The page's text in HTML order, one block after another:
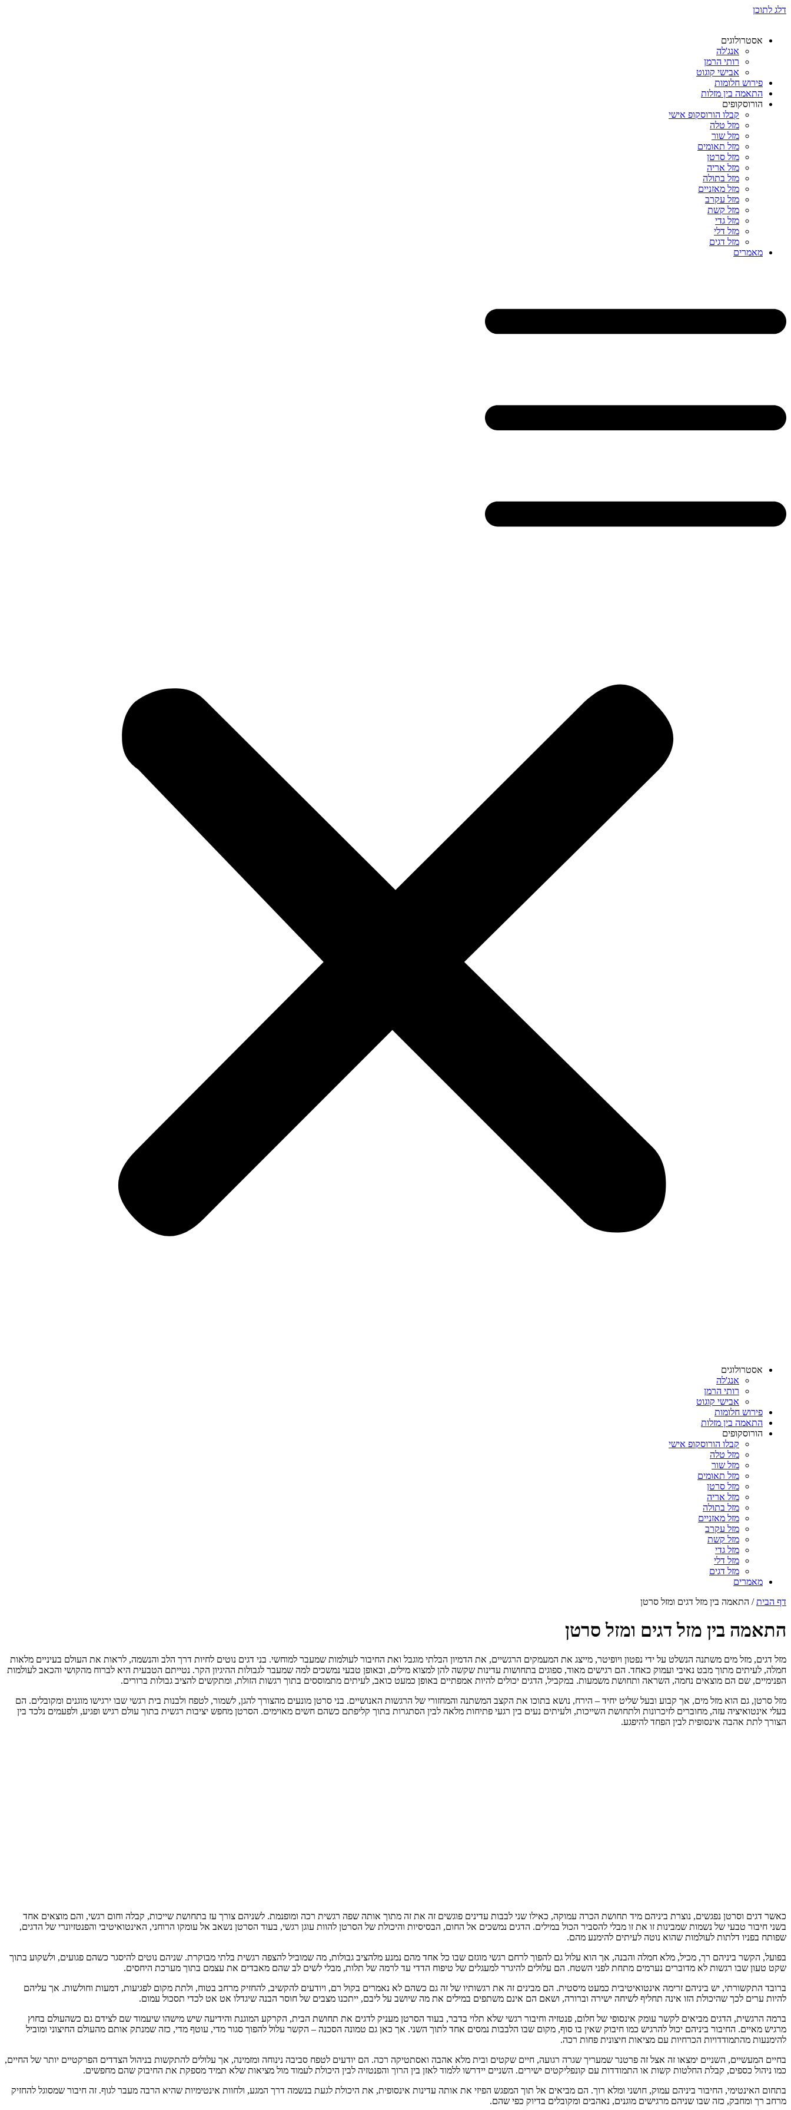
דלג לתוכן
אסטרולוגים
אנג'לה
רותי הרמן
אבישי קוגוט
פירוש חלומות
התאמה בין מזלות
הורוסקופים
קבלו הורוסקופ אישי
מזל טלה
מזל שור
מזל תאומים
מזל סרטן
מזל אריה
מזל בתולה
מזל מאזניים
מזל עקרב
מזל קשת
מזל גדי
מזל דלי
מזל דגים
מאמרים
אסטרולוגים
אנג'לה
רותי הרמן
אבישי קוגוט
פירוש חלומות
התאמה בין מזלות
הורוסקופים
קבלו הורוסקופ אישי
מזל טלה
מזל שור
מזל תאומים
מזל סרטן
מזל אריה
מזל בתולה
מזל מאזניים
מזל עקרב
מזל קשת
מזל גדי
מזל דלי
מזל דגים
מאמרים
דף הבית/ התאמה בין מזל דגים ומזל סרטן
התאמה בין מזל דגים ומזל סרטן
מזל דגים, מזל מים משתנה הנשלט על ידי נפטון ויופיטר, מייצג את המעמקים הרגשיים, את הדמיון הבלתי מוגבל ואת החיבור לעולמות שמעבר למוחשי. בני דגים נוטים לחיות דרך הלב והנשמה, לראות את העולם בעיניים מלאות
חמלה, לעיתים מתוך מבט נאיבי ועמוק כאחד. הם רגישים מאוד, ספוגים בתחושות עדינות שקשה להן למצוא מילים, ובאופן טבעי נמשכים למה שמעבר לגבולות ההיגיון הקר. נטייתם הטבעית היא לברוח מהקושי והכאב לעולמות
הפנימיים, שם הם מוצאים נחמה, השראה ותחושת משמעות. במקביל, הדגים יכולים להיות אמפתיים באופן כמעט כואב, לעיתים מתמוססים בתוך רגשות הזולת, ומתקשים להציב גבולות ברורים.
מזל סרטן, גם הוא מזל מים, אך קבוע ובעל שליט יחיד – הירח, נושא בתוכו את הקצב המשתנה והמחזורי של הרגשות האנושיים. בני סרטן מונעים מהצורך להגן, לשמור, לטפח ולבנות בית רגשי שבו ירגישו מוגנים ומקובלים. הם
בעלי אינטואיציה עזה, מחוברים לזיכרונות ולתחושת השייכות, ולעיתים נעים בין רגעי פתיחות מלאה לבין הסתגרות בתוך קליפתם כשהם חשים מאוימים. הסרטן מחפש יציבות רגשית בתוך עולם רגיש ופגיע, ולפעמים נלכד בין
הצורך לתת אהבה אינסופית לבין הפחד להיפגע.
כאשר דגים וסרטן נפגשים, נוצרת ביניהם מיד תחושת הכרה עמוקה, כאילו שני לבבות עדינים פוגשים זה את זה מתוך אותה שפה רגשית רכה ומופנמת. לשניהם צורך עז בתחושת שייכות, קבלה וחום רגשי, והם מוצאים אחד
בשני חיבור טבעי של נשמות שמבינות זו את זו מבלי להסביר הכול במילים. הדגים נמשכים אל החום, הבסיסיות והיכולת של הסרטן להוות עוגן רגשי, בעוד הסרטן נשאב אל עומקו הרוחני, האינטואיטיבי והפנטזיונרי של הדגים,
שפותח בפניו דלתות לעולמות שהוא נוטה לעיתים להימנע מהם.
בפועל, הקשר ביניהם רך, מכיל, מלא חמלה והבנה, אך הוא עלול גם להפוך לרחם רגשי מוגזם שבו כל אחד מהם נמנע מלהציב גבולות, מה שמוביל להצפה רגשית בלתי מבוקרת. שניהם נוטים להיסגר כשהם פגועים, ולשקוע בתוך
שקט טעון שבו רגשות לא מדוברים נערמים מתחת לפני השטח. הם עלולים להיגרר למעגלים של טיפוח הדדי עד לרמה של תלות, מבלי לשים לב שהם מאבדים את עצמם בתוך מערכת היחסים.
ברובד התקשורתי, יש ביניהם זרימה אינטואיטיבית כמעט מיסטית. הם מבינים זה את רגשותיו של זה גם כשהם לא נאמרים בקול רם, ויודעים להקשיב, להחזיק מרחב בטוח, ולתת מקום לפגיעות, דמעות וחולשות. אך עליהם
להיות ערים לכך שהיכולת הזו אינה תחליף לשיחה ישירה וברורה, ושאם הם אינם משתפים במילים את מה שיושב על ליבם, ייתכנו מצבים של חוסר הבנה שיגדלו אט אט לכדי תסכול עמום.
ברמה הרגשית, הדגים מביאים לקשר עומק אינסופי של חלום, פנטזיה וחיבור רגשי שלא תלוי בדבר, בעוד הסרטן מעניק לדגים את תחושת הבית, הקרקע המוגנת והידיעה שיש מישהו שיעמוד שם לצידם גם כשהעולם בחוץ
מרגיש מאיים. החיבור ביניהם יכול להרגיש כמו חיבוק שאין בו סוף, מקום שבו הלבבות נמסים אחד לתוך השני. אך כאן גם טמונה הסכנה – הקשר עלול להפוך סגור מדי, עוטף מדי, כזה שמנתק אותם מהעולם החיצוני ומוביל
להימנעות מהתמודדויות הכרחיות עם מציאות חיצונית פחות רכה.
בחיים המעשיים, השניים ימצאו זה אצל זה פרטנר שמעריך שגרה רגועה, חיים שקטים ובית מלא אהבה ואסתטיקה רכה. הם יודעים לטפח סביבה נינוחה ומזמינה, אך עלולים להתקשות בניהול הצדדים הפרקטיים יותר של החיים,
כמו ניהול כספים, קבלת החלטות קשות או התמודדות עם קונפליקטים ישירים. השניים יידרשו ללמוד לאזן בין הרוך והפנטזיה לבין היכולת לעמוד מול מציאות שלא תמיד מספקת את החיבוק שהם מחפשים.
בתחום האינטימי, החיבור ביניהם עמוק, חושני ומלא רוך. הם מביאים אל תוך המפגש הפיזי את אותה עדינות אינסופית, את היכולת לגעת בנשמה דרך המגע, ולחוות אינטימיות שהיא הרבה מעבר לגוף. זה חיבור שמסוגל להחזיק
מרחב רך ומחבק, כזה שבו שניהם מרגישים מוגנים, נאהבים ומקובלים בדיוק כפי שהם.